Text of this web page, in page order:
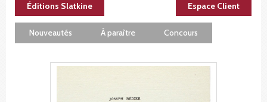
Éditions Slatkine Espace Client
Nouveautés À paraître Concours